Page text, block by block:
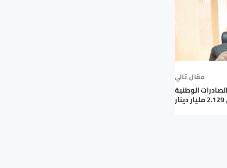
مقال تالي
الوطنية